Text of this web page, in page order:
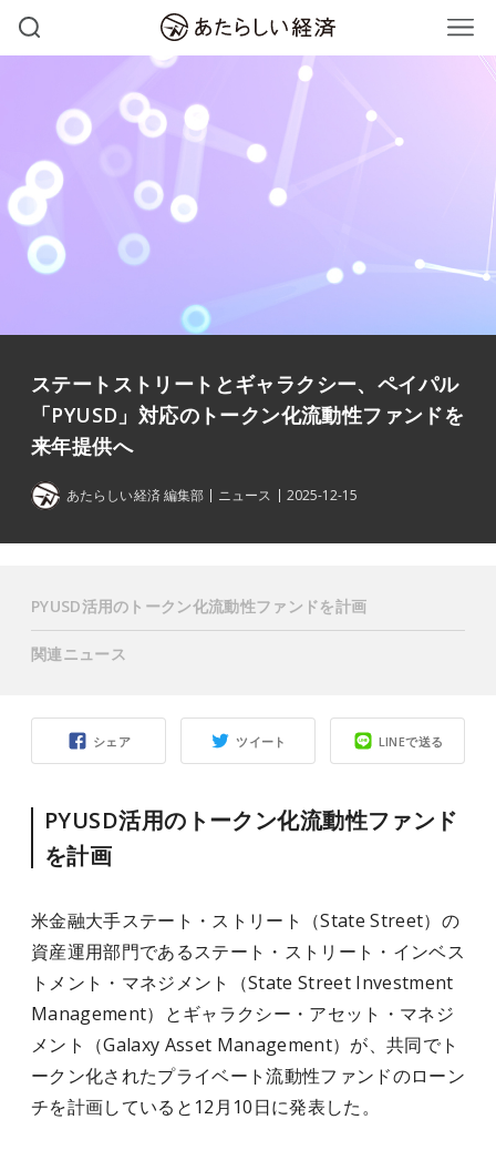
ステートストリートとギャラクシー、ペイパル
「PYUSD」対応のトークン化流動性ファンドを
来年提供へ
あたらしい経済 編集部 ニュース 2025-12-15
シェア ツイート LINEで送る
PYUSD活用のトークン化流動性ファンド
を計画
米金融大手ステート・ストリート（State Street）の
資産運用部門であるステート・ストリート・インベス
トメント・マネジメント（State Street Investment
Management）とギャラクシー・アセット・マネジ
メント（Galaxy Asset Management）が、共同でト
ークン化されたプライベート流動性ファンドのローン
チを計画していると12月10日に発表した。
PYUSD活用のトークン化流動性ファンドを計画
関連ニュース